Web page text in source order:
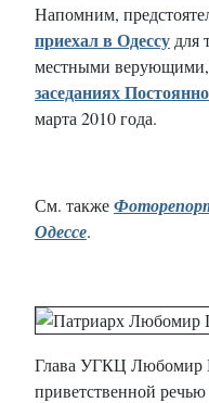
Напомним,
приехал в Одессу для
местными верующими,
заседаниях
марта 2010 года.
См. также
Одессе.
Глава УГКЦ Любомир
приветственной